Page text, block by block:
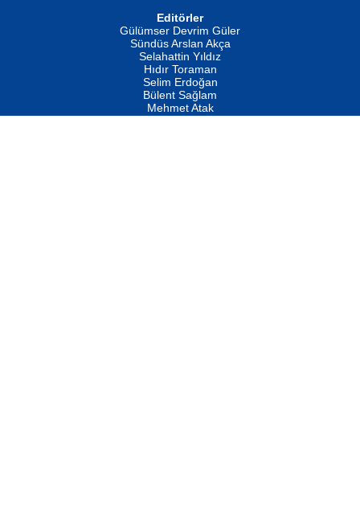
İSMAİL OKUTAN
Erkeklerin Kahrolması Ne Demektir
Evvel Zaman Tanrıçası...
Editörler
Gülümser Devrim Güler
Sündüs Arslan Akça
Selahattin Yıldız
Hıdır Toraman
Selim Erdoğan
Bülent Sağlam
Mehmet Atak